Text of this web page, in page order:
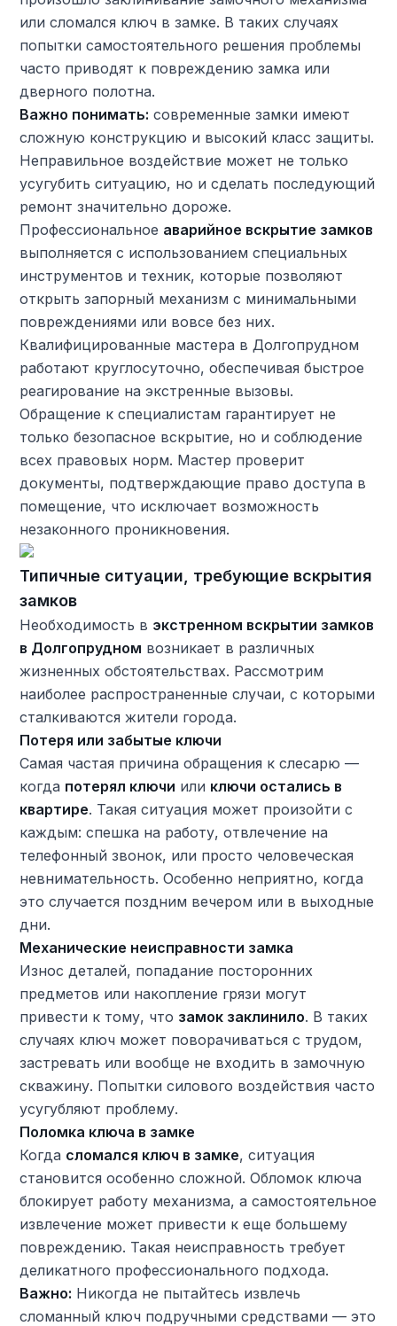
или сломался ключ в замке. В таких случаях
попытки самостоятельного решения проблемы
часто приводят к повреждению замка или
дверного полотна.
Важно понимать: современные замки имеют
сложную конструкцию и высокий класс защиты.
Неправильное воздействие может не только
усугубить ситуацию, но и сделать последующий
ремонт значительно дороже.
Профессиональное аварийное вскрытие замков
выполняется с использованием специальных
инструментов и техник, которые позволяют
открыть запорный механизм с минимальными
повреждениями или вовсе без них.
Квалифицированные мастера в Долгопрудном
работают круглосуточно, обеспечивая быстрое
реагирование на экстренные вызовы.
Обращение к специалистам гарантирует не
только безопасное вскрытие, но и соблюдение
всех правовых норм. Мастер проверит
документы, подтверждающие право доступа в
помещение, что исключает возможность
незаконного проникновения.
Типичные ситуации, требующие вскрытия
замков
Необходимость в экстренном вскрытии замков
в Долгопрудном возникает в различных
жизненных обстоятельствах. Рассмотрим
наиболее распространенные случаи, с которыми
сталкиваются жители города.
Потеря или забытые ключи
Самая частая причина обращения к слесарю —
когда потерял ключи или ключи остались в
квартире. Такая ситуация может произойти с
каждым: спешка на работу, отвлечение на
телефонный звонок, или просто человеческая
невнимательность. Особенно неприятно, когда
это случается поздним вечером или в выходные
дни.
Механические неисправности замка
Износ деталей, попадание посторонних
предметов или накопление грязи могут
привести к тому, что замок заклинило. В таких
случаях ключ может поворачиваться с трудом,
застревать или вообще не входить в замочную
скважину. Попытки силового воздействия часто
усугубляют проблему.
Поломка ключа в замке
Когда сломался ключ в замке, ситуация
становится особенно сложной. Обломок ключа
блокирует работу механизма, а самостоятельное
извлечение может привести к еще большему
повреждению. Такая неисправность требует
деликатного профессионального подхода.
Важно: Никогда не пытайтесь извлечь
сломанный ключ подручными средствами — это